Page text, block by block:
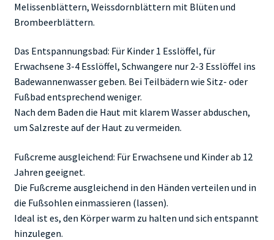
Melissenblättern, Weissdornblättern mit Blüten und
Brombeerblättern.
Das Entspannungsbad: Für Kinder 1 Esslöffel, für
Erwachsene 3-4 Esslöffel, Schwangere nur 2-3 Esslöffel ins
Badewannenwasser geben. Bei Teilbädern wie Sitz- oder
Fußbad entsprechend weniger.
Nach dem Baden die Haut mit klarem Wasser abduschen,
um Salzreste auf der Haut zu vermeiden.
Fußcreme ausgleichend: Für Erwachsene und Kinder ab 12
Jahren geeignet.
Die Fußcreme ausgleichend in den Händen verteilen und in
die Fußsohlen einmassieren (lassen).
Ideal ist es, den Körper warm zu halten und sich entspannt
hinzulegen.